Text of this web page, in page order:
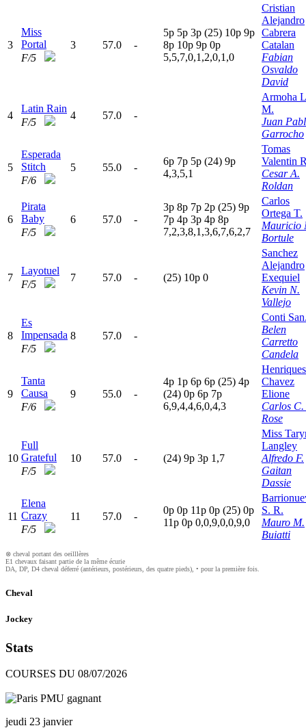
3
Miss
Portal
F/5
3 57.0 -
5p 5p 3p (25) 10p 9p
8p 10p 9p 0p
5,5,7,0,1,2,0,1,0
Cristian
Alejandro
Cabrera
Catalan
Fabian
Osvaldo
David
4
Latin Rain
F/5
4 57.0 -
Armoha
M.
Juan
Garrocho
5
Esperada
Stitch
F/6
5 55.0 -
6p 7p 5p (24) 9p
4,3,5,1
Tomas
Valentin
Cesar A.
Roldan
6
Pirata
Baby
F/5
6 57.0 -
3p 8p 7p 2p (25) 9p
7p 4p 3p 4p 8p
7,2,3,8,1,3,6,7,6,2,7
Carlos
Ortega T.
Mauricio
Bortule
7
Layotuel
F/5
7 57.0 - (25) 10p 0
Sanchez
Alejandro
Exequiel
Kevin N.
Vallejo
8
Es
Impensada
F/5
8 57.0 -
Conti
Belen
Carretto
Candela
9
Tanta
Causa
F/6
9 55.0 -
4p 1p 6p 6p (25) 4p
(24) 0p 6p 7p
6,9,4,4,6,0,4,3
Henriques
Chavez
Elione
Carlos C.
Rose
10
Full
Grateful
F/5
10 57.0 - (24) 9p 3p 1,7
Miss
Langley
Alfredo F.
Gaitan
Dassie
11
Elena
Crazy
F/5
11 57.0 -
0p 0p 11p 0p (25) 0p
11p 0p 0,0,9,0,0,9,0
S. R.
Mauro M.
Buiatti
⊗ cheval portant des oeilllères
E1 chevaux faisant partie de la même écurie
DA, DP, D4 cheval déferré (antérieurs, postérieurs, des quatre pieds), • pour la première fois.
Cheval
Jockey
Stats
COURSES DU 08/07/2026
jeudi 23 janvier